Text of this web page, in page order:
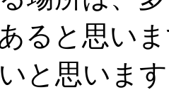
ると思い
と思いま